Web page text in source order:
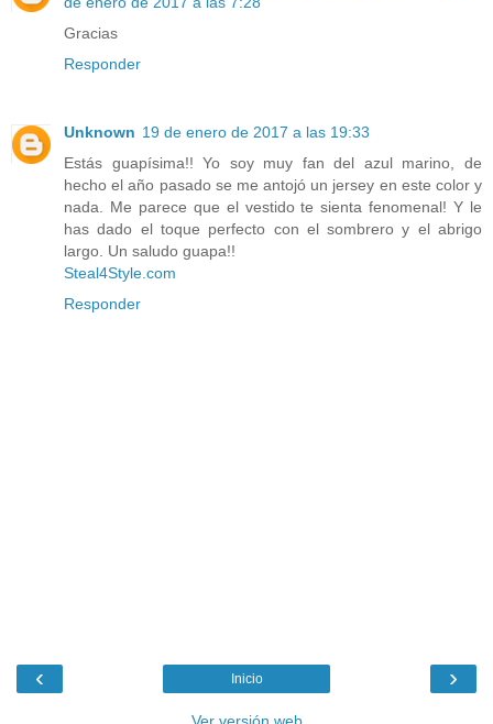
Gracias
Responder
Unknown 19 de enero de 2017 a las 19:33
Estás guapísima!! Yo soy muy fan del azul marino, de
hecho el año pasado se me antojó un jersey en este color y
nada. Me parece que el vestido te sienta fenomenal! Y le
has dado el toque perfecto con el sombrero y el abrigo
largo. Un saludo guapa!!
Steal4Style.com
Responder
‹ ›
Inicio
Ver versión web